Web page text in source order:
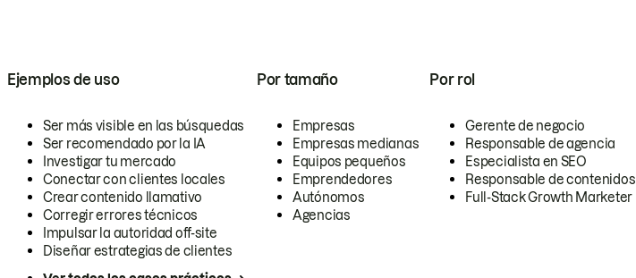
Ejemplos de uso
Ser más visible en las búsquedas
Ser recomendado por la IA
Investigar tu mercado
Conectar con clientes locales
Crear contenido llamativo
Corregir errores técnicos
Impulsar la autoridad off-site
Diseñar estrategias de clientes
Por tamaño
Empresas
Empresas medianas
Equipos pequeños
Emprendedores
Autónomos
Agencias
Por rol
Gerente de negocio
Responsable de agencia
Especialista en SEO
Responsable de contenidos
Full-Stack Growth Marketer